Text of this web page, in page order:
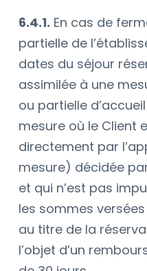
6.4.1. En cas de
partielle de
dates du séjour
assimilée à une
ou partielle
mesure où le Client
directement par
mesure) décidée
et qui n’est pas
les sommes
au titre de la
l’objet d’un